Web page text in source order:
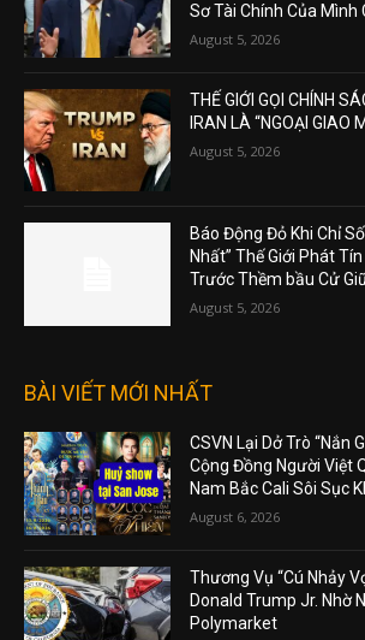
Sơ Tài Chính Của Mình
August 5, 2026
THẾ GIỚI GỌI CHÍNH
IRAN LÀ “NGOẠI GIAO
August 5, 2026
Báo Động Đỏ Khi Chỉ
Nhất” Thế Giới Phát
Trước Thềm bầu Cử
August 5, 2026
BÀI VIẾT MỚI NHẤT
CSVN Lại Dở Trò “Nắn
Cộng Đồng Người Việt
Nam Bắc Cali Sôi Sục
August 6, 2026
Thương Vụ “Cú Nhảy
Donald Trump Jr. Nhờ
Polymarket